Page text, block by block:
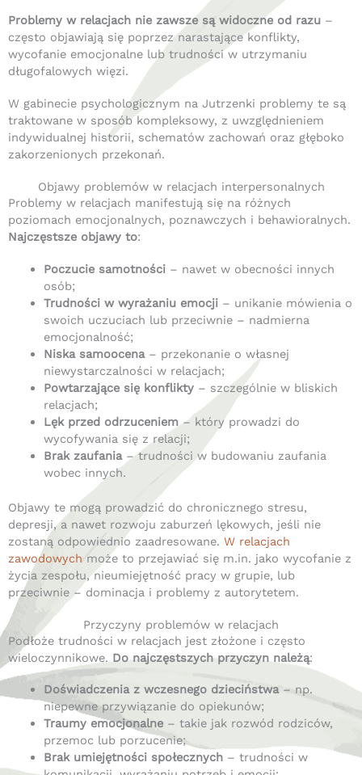
Problemy w relacjach nie zawsze są widoczne od razu –
często objawiają się poprzez narastające konflikty,
wycofanie emocjonalne lub trudności w utrzymaniu
długofalowych więzi.
W gabinecie psychologicznym na Jutrzenki problemy te są
traktowane w sposób kompleksowy, z uwzględnieniem
indywidualnej historii, schematów zachowań oraz głęboko
zakorzenionych przekonań.
Objawy problemów w relacjach interpersonalnych
Problemy w relacjach manifestują się na różnych
poziomach emocjonalnych, poznawczych i behawioralnych.
Najczęstsze objawy to:
Poczucie samotności– nawet w obecności innych
osób;
Trudności w wyrażaniu emocji– unikanie mówienia o
swoich uczuciach lub przeciwnie – nadmierna
emocjonalność;
Niska samoocena– przekonanie o własnej
niewystarczalności w relacjach;
Powtarzające się konflikty– szczególnie w bliskich
relacjach;
Lęk przed odrzuceniem– który prowadzi do
wycofywania się z relacji;
Brak zaufania– trudności w budowaniu zaufania
wobec innych.
Objawy te mogą prowadzić do chronicznego stresu,
depresji, a nawet rozwoju zaburzeń lękowych, jeśli nie
zostaną odpowiednio zaadresowane. W relacjach
zawodowych może to przejawiać się m.in. jako wycofanie z
życia zespołu, nieumiejętność pracy w grupie, lub
przeciwnie – dominacja i problemy z autorytetem.
Przyczyny problemów w relacjach
Podłoże trudności w relacjach jest złożone i często
wieloczynnikowe. Do najczęstszych przyczyn należą:
Doświadczenia z wczesnego dzieciństwa– np.
niepewne przywiązanie do opiekunów;
Traumy emocjonalne– takie jak rozwód rodziców,
przemoc lub porzucenie;
Brak umiejętności społecznych– trudności w